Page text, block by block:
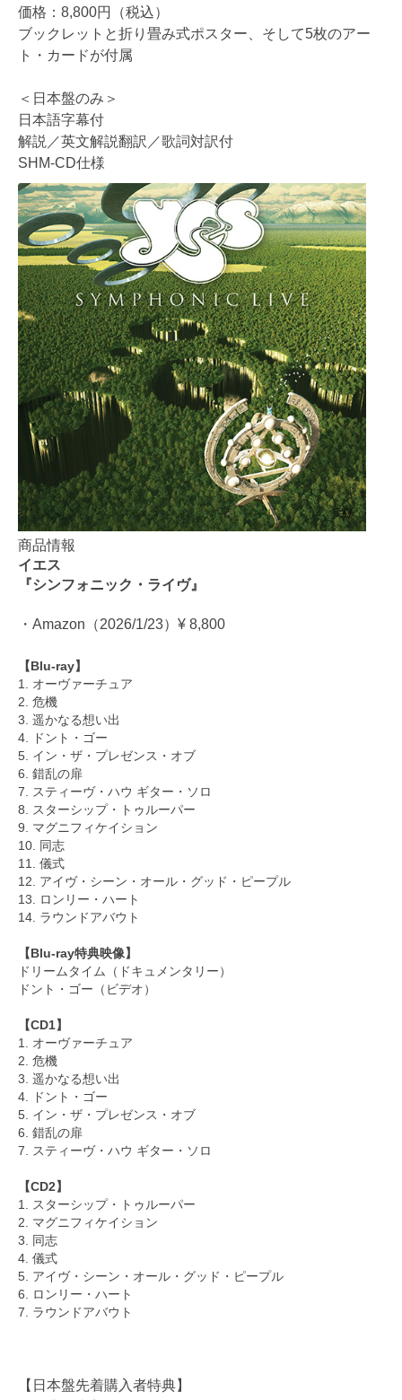
価格：8,800円（税込）
ブックレットと折り畳み式ポスター、そして5枚のアー
ト・カードが付属
＜日本盤のみ＞
日本語字幕付
解説／英文解説翻訳／歌詞対訳付
SHM-CD仕様
商品情報
イエス
『シンフォニック・ライヴ』
・Amazon（2026/1/23）¥ 8,800
【Blu-ray】
1. オーヴァーチュア
2. 危機
3. 遥かなる想い出
4. ドント・ゴー
5. イン・ザ・プレゼンス・オブ
6. 錯乱の扉
7. スティーヴ・ハウ ギター・ソロ
8. スターシップ・トゥルーパー
9. マグニフィケイション
10. 同志
11. 儀式
12. アイヴ・シーン・オール・グッド・ピープル
13. ロンリー・ハート
14. ラウンドアバウト
【Blu-ray特典映像】
ドリームタイム（ドキュメンタリー）
ドント・ゴー（ビデオ）
【CD1】
1. オーヴァーチュア
2. 危機
3. 遥かなる想い出
4. ドント・ゴー
5. イン・ザ・プレゼンス・オブ
6. 錯乱の扉
7. スティーヴ・ハウ ギター・ソロ
【CD2】
1. スターシップ・トゥルーパー
2. マグニフィケイション
3. 同志
4. 儀式
5. アイヴ・シーン・オール・グッド・ピープル
6. ロンリー・ハート
7. ラウンドアバウト
【日本盤先着購入者特典】